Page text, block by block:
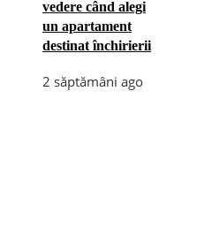
vedere când alegi
un apartament
destinat închirierii
2 săptămâni ago